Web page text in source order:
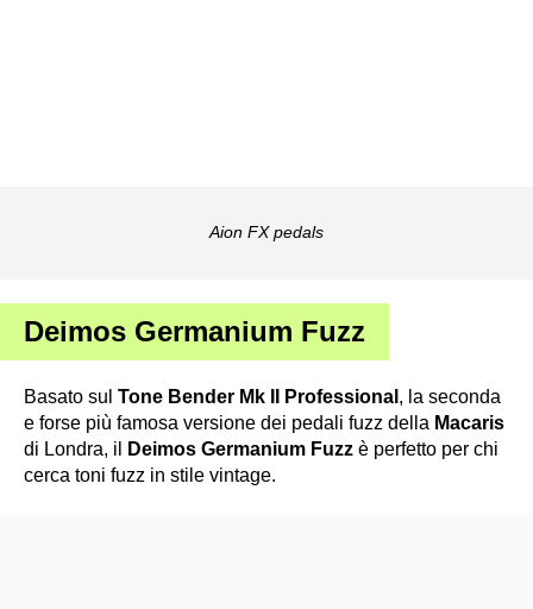
Aion FX pedals
Deimos Germanium Fuzz
Basato sul Tone Bender Mk II Professional , la seconda
e forse più famosa versione dei pedali fuzz della Macaris
di Londra, il
Deimos Germanium Fuzz è perfetto per chi
cerca toni fuzz in stile vintage.